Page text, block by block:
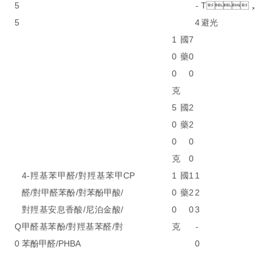
5
5
-
4
T，
避光
1
0
0
克
國
藥
7
0
0
5
0
0
克
國
藥
2
2
0
0
Q
0
4-羥基苯甲醛/對羥基苯甲
醛/對甲醛苯酚/對苯酚甲酸/
對羥基安息香酸/尼泊金酸/
甲醛基苯酚/對羥基苯醛/對
苯酚甲醛/PHBA
CP
1
0
0
克
國
藥
1
2
0
1
2
3
-
0